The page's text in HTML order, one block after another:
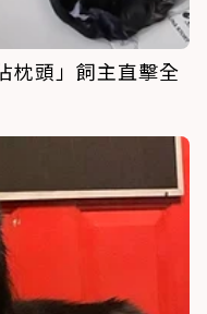
枕頭」飼主直擊全